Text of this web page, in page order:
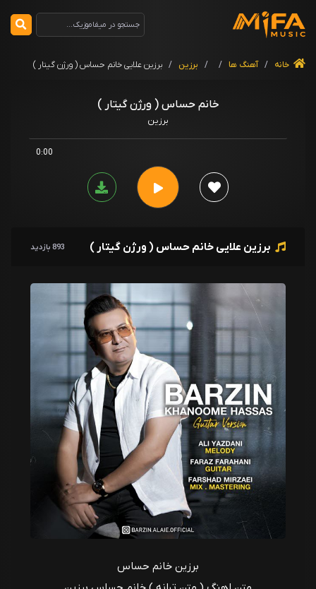
خانه / آهنگ ها /
/ برزین / برزین علایی خانم حساس ( ورژن گیتار )
خانم حساس ( ورژن گیتار )
برزین
0:00
برزین علایی خانم حساس ( ورژن گیتار ) 893 بازدید
برزین خانم حساس